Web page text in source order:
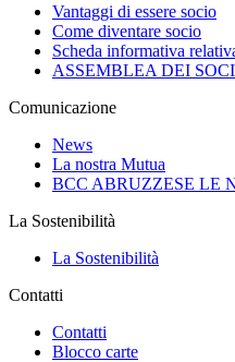
Vantaggi di essere socio
Come diventare socio
Scheda informativa
ASSEMBLEA DEI
Comunicazione
News
La nostra Mutua
BCC ABRUZZESE LE
La Sostenibilità
La Sostenibilità
Contatti
Contatti
Blocco carte